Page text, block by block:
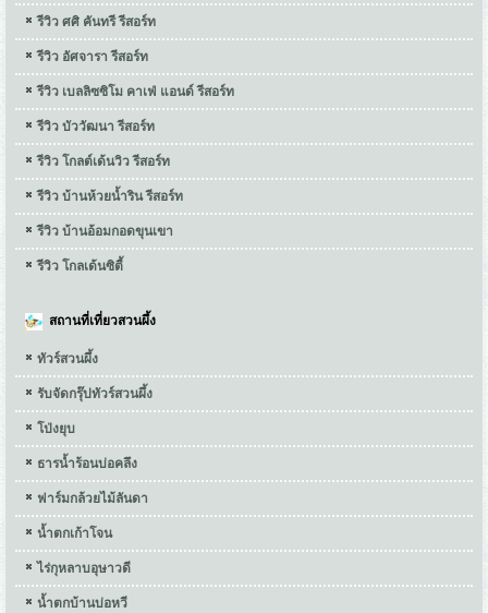
รีวิว ศศิ คันทรี รีสอร์ท
รีวิว อัศจารา รีสอร์ท
รีวิว เบลลิซซิโม คาเฟ่ แอนด์ รีสอร์ท
รีวิว บัววัฒนา รีสอร์ท
รีวิว โกลต์เด้นวิว รีสอร์ท
รีวิว บ้านห้วยน้ำริน รีสอร์ท
รีวิว บ้านอ้อมกอดขุนเขา
รีวิว โกลเด้นซิตี้
สถานที่เที่ยวสวนผึ้ง
ทัวร์สวนผึ้ง
รับจัดกรุ๊ปทัวร์สวนผึ้ง
โป่งยุบ
ธารน้ำร้อนบ่อคลึง
ฟาร์มกล้วยไม้ลันดา
น้ำตกเก้าโจน
ไร่กุหลาบอุษาวดี
น้ำตกบ้านบ่อหวี